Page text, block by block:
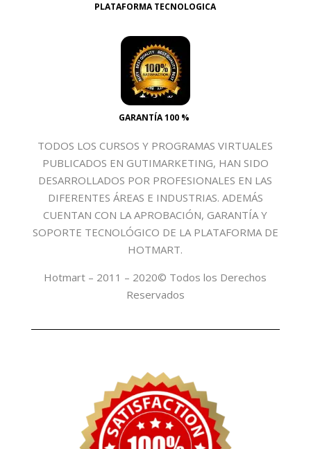
PLATAFORMA TECNOLOGICA
GARANTÍA 100 %
TODOS LOS CURSOS Y PROGRAMAS VIRTUALES
PUBLICADOS EN GUTIMARKETING, HAN SIDO
DESARROLLADOS POR PROFESIONALES EN LAS
DIFERENTES ÁREAS E INDUSTRIAS. ADEMÁS
CUENTAN CON LA APROBACIÓN, GARANTÍA Y
SOPORTE TECNOLÓGICO DE LA PLATAFORMA DE
HOTMART.
Hotmart – 2011 – 2020© Todos los Derechos
Reservados